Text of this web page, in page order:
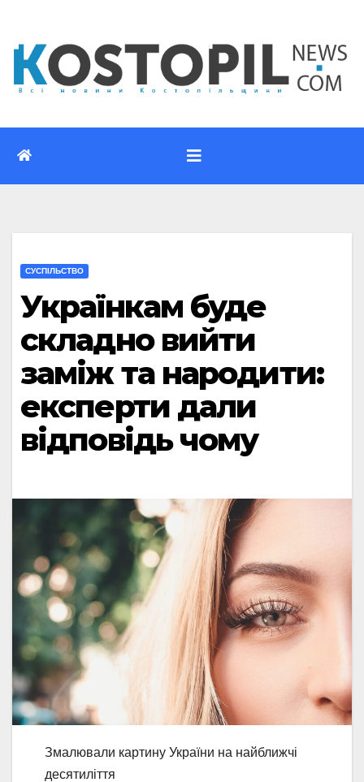
вмісту
CУСПІЛЬСТВО
Українкам буде
складно вийти
заміж та народити:
експерти дали
відповідь чому
Змалювали картину України на найближчі
десятиліття